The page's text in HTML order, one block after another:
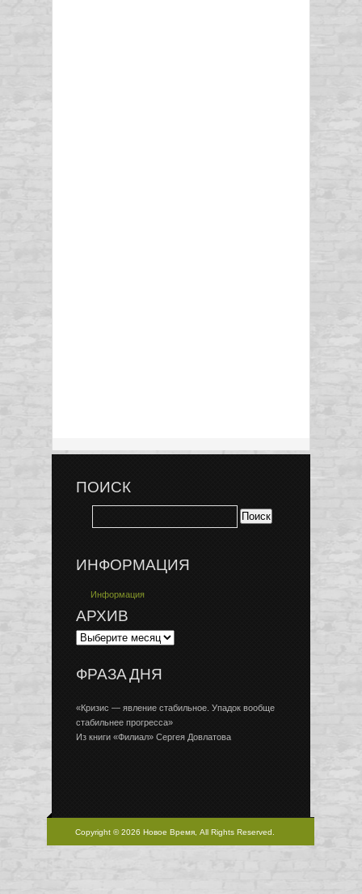
ПОИСК
ИНФОРМАЦИЯ
Информация
АРХИВ
ФРАЗА ДНЯ
«Кризис — явление стабильное. Упадок вообще
стабильнее прогресса»
Из книги «Филиал» Сергея Довлатова
Copyright © 2026 Новое Время, All Rights Reserved.